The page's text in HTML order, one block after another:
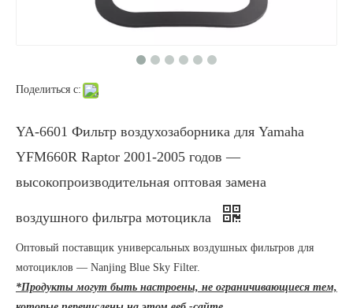
Поделиться с:
YA-6601 Фильтр воздухозаборника для Yamaha
YFM660R Raptor 2001-2005 годов —
высокопроизводительная оптовая замена
воздушного фильтра мотоцикла
Оптовый поставщик универсальных воздушных фильтров для
мотоциклов — Nanjing Blue Sky Filter.
*Продукты могут быть настроены, не ограничивающиеся тем,